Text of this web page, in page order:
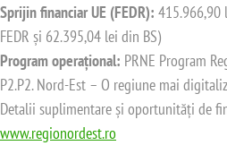
Sprijin financiar UE (FEDR): 415.966,90
FEDR și 62.395,04 lei din BS)
Program operațional: PRNE Program
P2.P2. Nord-Est – O regiune mai
Detalii suplimentare și oportunități de
www.regionordest.ro